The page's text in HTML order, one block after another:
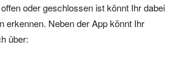
oder geschlossen ist könnt Ihr dabei
erkennen. Neben der App könnt Ihr
über: